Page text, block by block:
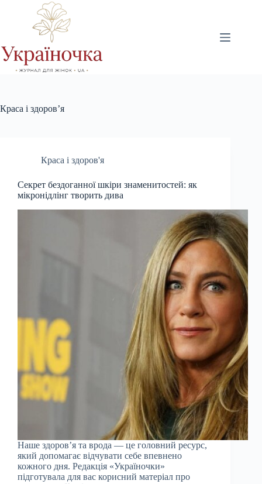
Краса і здоров’я
Краса і здоров'я
Секрет бездоганної шкіри знаменитостей: як
мікронідлінг творить дива
Наше здоров’я та врода — це головний ресурс,
який допомагає відчувати себе впевнено
кожного дня. Редакція «Україночки»
підготувала для вас корисний матеріал про